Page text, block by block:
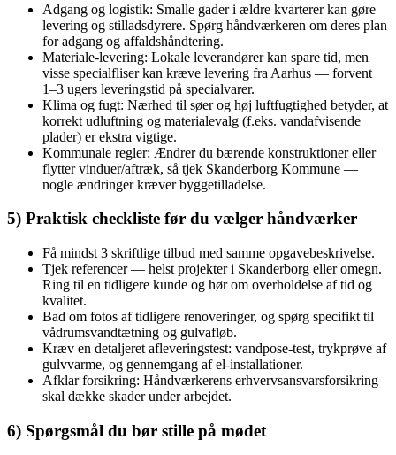
Adgang og logistik: Smalle gader i ældre kvarterer kan gøre
levering og stilladsdyrere. Spørg håndværkeren om deres plan
for adgang og affaldshåndtering.
Materiale-levering: Lokale leverandører kan spare tid, men
visse specialfliser kan kræve levering fra Aarhus — forvent
1–3 ugers leveringstid på specialvarer.
Klima og fugt: Nærhed til søer og høj luftfugtighed betyder, at
korrekt udluftning og materialevalg (f.eks. vandafvisende
plader) er ekstra vigtige.
Kommunale regler: Ændrer du bærende konstruktioner eller
flytter vinduer/aftræk, så tjek Skanderborg Kommune —
nogle ændringer kræver byggetilladelse.
5) Praktisk checkliste før du vælger håndværker
Få mindst 3 skriftlige tilbud med samme opgavebeskrivelse.
Tjek referencer — helst projekter i Skanderborg eller omegn.
Ring til en tidligere kunde og hør om overholdelse af tid og
kvalitet.
Bad om fotos af tidligere renoveringer, og spørg specifikt til
vådrumsvandtætning og gulvafløb.
Kræv en detaljeret afleveringstest: vandpose-test, trykprøve af
gulvvarme, og gennemgang af el-installationer.
Afklar forsikring: Håndværkerens erhvervsansvarsforsikring
skal dække skader under arbejdet.
6) Spørgsmål du bør stille på mødet